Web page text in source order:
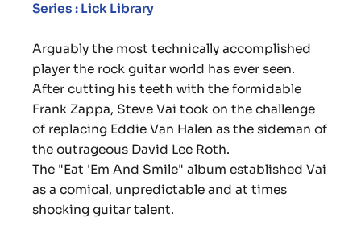
Series : Lick Library
Arguably the most technically accomplished
player the rock guitar world has ever seen.
After cutting his teeth with the formidable
Frank Zappa, Steve Vai took on the challenge
of replacing Eddie Van Halen as the sideman of
the outrageous David Lee Roth.
The "Eat 'Em And Smile" album established Vai
as a comical, unpredictable and at times
shocking guitar talent.